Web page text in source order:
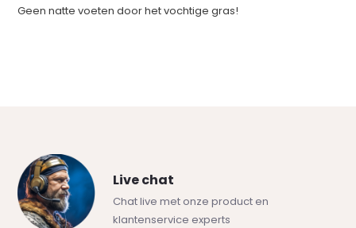
Geen natte voeten door het vochtige gras!
Live chat
Chat live met onze product en
klantenservice experts